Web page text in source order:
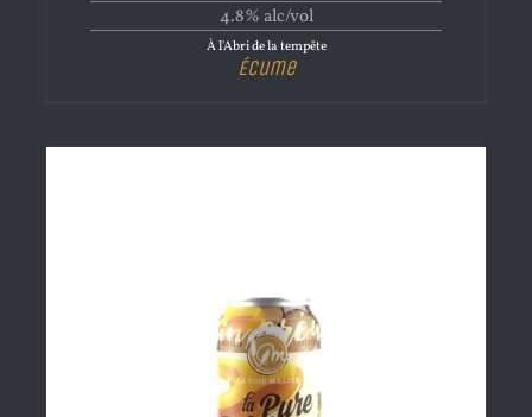
4.8% alc/vol
À l'Abri de la tempête
Écume